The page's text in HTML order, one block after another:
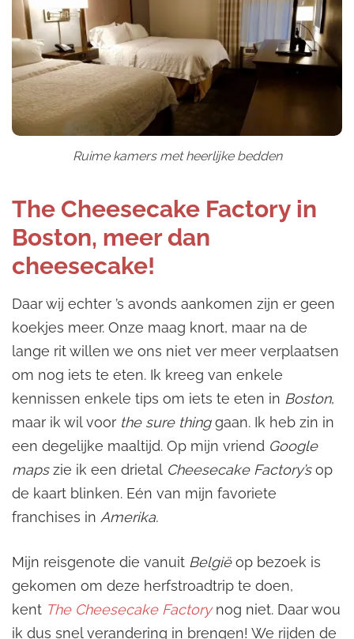
Ruime kamers met heerlijke bedden
The Cheesecake Factory in
Boston, meer dan
cheesecake!
Daar wij echter ’s avonds aankomen zijn er geen
koekjes meer. Onze maag knort, maar na de
lange rit willen we ons niet ver meer verplaatsen
om nog iets te eten. Ik kreeg van enkele
kennissen enkele tips om iets te eten in Boston,
maar ik wil voor the sure thinggaan. Ik heb zin in
een degelijke maaltijd. Op mijn vriend Google
mapszie ik een drietal Cheesecake Factory’sop
de kaart blinken. Eén van mijn favoriete
franchises in Amerika.
Mijn reisgenote die vanuit Belgiëop bezoek is
gekomen om deze herfstroadtrip te doen,
kent The Cheesecake Factorynog niet. Daar wou
ik dus snel verandering in brengen! We rijden de